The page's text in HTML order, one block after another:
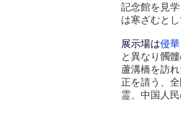
記念館を見
は寒ざむと
展示場は侵
と異なり髑
蘆溝橋を訪
正を請う、
霊、中国人